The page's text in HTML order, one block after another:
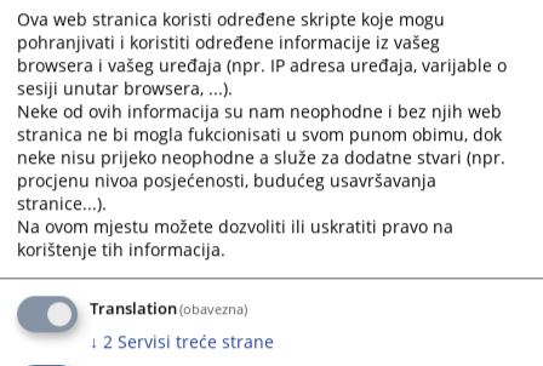
Prateći dokumenti
Procedure o načinu rada povjerenika za etiku
Obrazac za prijavu
Ova web stranica koristi određene skripte koje mogu
pohranjivati i koristiti određene informacije iz vašeg
browsera i vašeg uređaja (npr. IP adresa uređaja, varijable o
sesiji unutar browsera, ...).
Neke od ovih informacija su nam neophodne i bez njih web
stranica ne bi mogla fukcionisati u svom punom obimu, dok
neke nisu prijeko neophodne a služe za dodatne stvari (npr.
procjenu nivoa posjećenosti, budućeg usavršavanja
stranice...).
Na ovom mjestu možete dozvoliti ili uskratiti pravo na
korištenje tih informacija.
Translation(obavezna)
↓ 2 Servisi treće strane